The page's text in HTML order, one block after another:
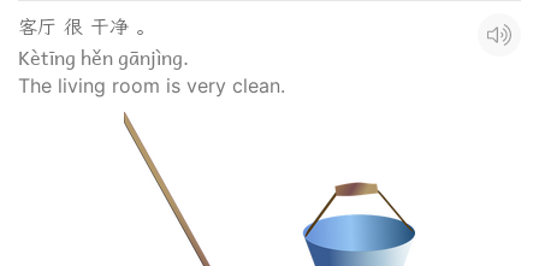
客厅 很 干净 。
Kètīng hěn gānjìng.
The living room is very clean.